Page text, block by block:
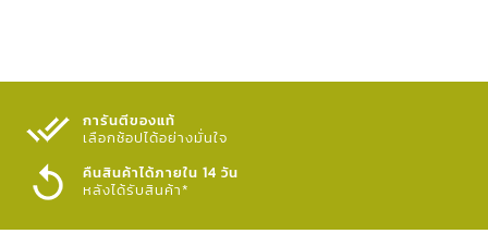
การันตีของแท้
เลือกช้อปได้อย่างมั่นใจ​
คืนสินค้าได้ภายใน 14 วัน
หลังได้รับสินค้า*